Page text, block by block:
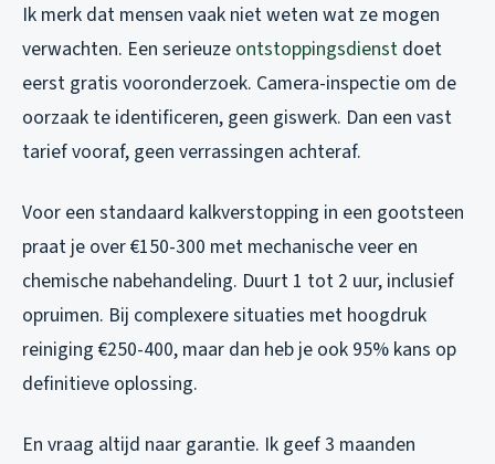
Ik merk dat mensen vaak niet weten wat ze mogen
verwachten. Een serieuze ontstoppingsdienst doet
eerst gratis vooronderzoek. Camera-inspectie om de
oorzaak te identificeren, geen giswerk. Dan een vast
tarief vooraf, geen verrassingen achteraf.
Voor een standaard kalkverstopping in een gootsteen
praat je over €150-300 met mechanische veer en
chemische nabehandeling. Duurt 1 tot 2 uur, inclusief
opruimen. Bij complexere situaties met hoogdruk
reiniging €250-400, maar dan heb je ook 95% kans op
definitieve oplossing.
En vraag altijd naar garantie. Ik geef 3 maanden